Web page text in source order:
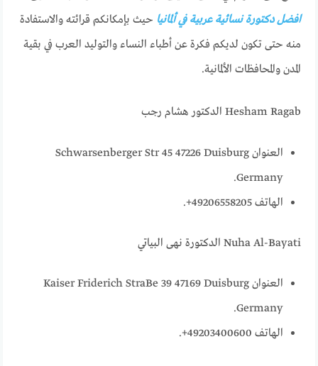
افضل دكتورة نسائية عربية في ألمانيا حيث بإمكانكم قرائته والاستفادة
منه حتى تكون لديكم فكرة عن أطباء النساء والتوليد العرب في بقية
المدن والمحافظات الألمانية.
Hesham Ragab الدكتور هشام رجب
العنوان Schwarsenberger Str 45 47226 Duisburg
Germany.
الهاتف 49206558205+.
Nuha Al-Bayati الدكتورة نهى البياتي
العنوان Kaiser Friderich StraBe 39 47169 Duisburg
Germany.
الهاتف 49203400600+.